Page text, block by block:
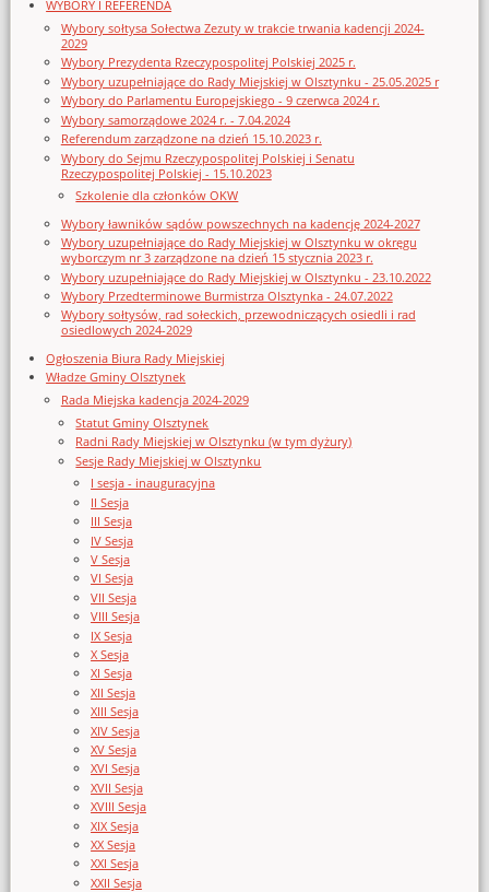
WYBORY I REFERENDA
Wybory sołtysa Sołectwa Zezuty w trakcie trwania kadencji 2024-
2029
Wybory Prezydenta Rzeczypospolitej Polskiej 2025 r.
Wybory uzupełniające do Rady Miejskiej w Olsztynku - 25.05.2025 r
Wybory do Parlamentu Europejskiego - 9 czerwca 2024 r.
Wybory samorządowe 2024 r. - 7.04.2024
Referendum zarządzone na dzień 15.10.2023 r.
Wybory do Sejmu Rzeczypospolitej Polskiej i Senatu
Rzeczypospolitej Polskiej - 15.10.2023
Szkolenie dla członków OKW
Wybory ławników sądów powszechnych na kadencję 2024-2027
Wybory uzupełniające do Rady Miejskiej w Olsztynku w okręgu
wyborczym nr 3 zarządzone na dzień 15 stycznia 2023 r.
Wybory uzupełniające do Rady Miejskiej w Olsztynku - 23.10.2022
Wybory Przedterminowe Burmistrza Olsztynka - 24.07.2022
Wybory sołtysów, rad sołeckich, przewodniczących osiedli i rad
osiedlowych 2024-2029
Ogłoszenia Biura Rady Miejskiej
Władze Gminy Olsztynek
Rada Miejska kadencja 2024-2029
Statut Gminy Olsztynek
Radni Rady Miejskiej w Olsztynku (w tym dyżury)
Sesje Rady Miejskiej w Olsztynku
I sesja - inauguracyjna
II Sesja
III Sesja
IV Sesja
V Sesja
VI Sesja
VII Sesja
VIII Sesja
IX Sesja
X Sesja
XI Sesja
XII Sesja
XIII Sesja
XIV Sesja
XV Sesja
XVI Sesja
XVII Sesja
XVIII Sesja
XIX Sesja
XX Sesja
XXI Sesja
XXII Sesja